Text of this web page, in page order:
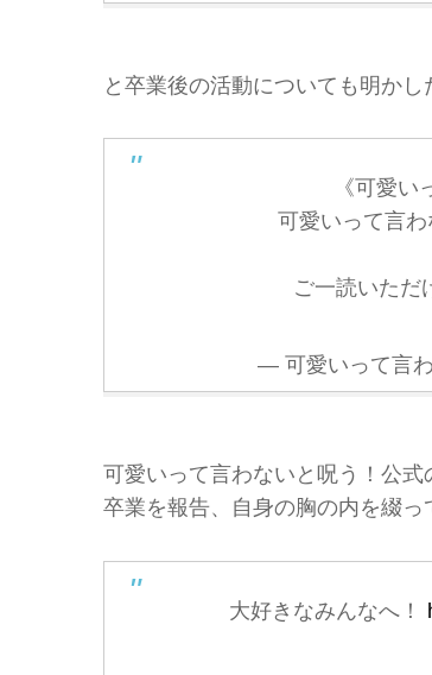
と卒業後の活動についても明かし
《可愛
可愛いって言わ
ご一読いただ
— 可愛いって言
可愛いって言わないと呪う！公
卒業を報告、自身の胸の内を綴っ
大好きなみんなへ！